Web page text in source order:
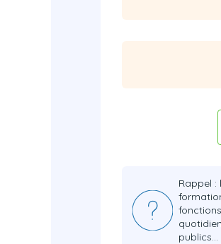
Rappel
publics…